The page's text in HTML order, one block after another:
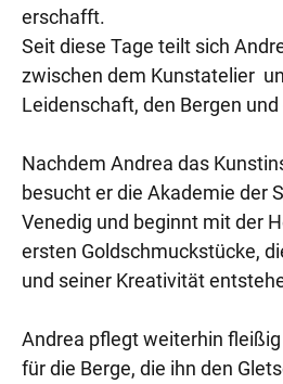
erschafft.
Seit diese Tage teilt sich
zwischen dem Kunstatelier
Leidenschaft, den Bergen
Nachdem Andrea das
besucht er die Akademie der
Venedig und beginnt mit der
ersten Goldschmuckstücke,
und seiner Kreativität
Andrea pflegt weiterhin
für die Berge, die ihn den